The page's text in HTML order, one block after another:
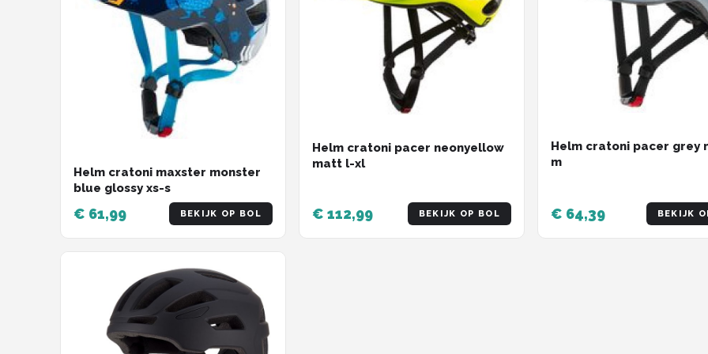
Helm cratoni maxster monster
blue glossy xs-s
€ 61,99 BEKIJK OP BOL
Helm cratoni pacer neonyellow
matt l-xl
€ 112,99 BEKIJK OP BOL
Helm cratoni pacer grey
m
€ 64,39 BEKIJK